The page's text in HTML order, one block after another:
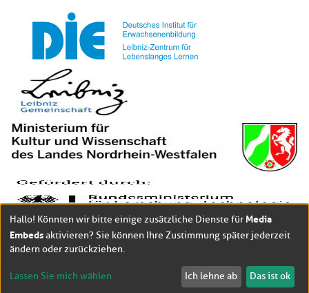
Hallo! Könnten wir bitte einige zusätzliche Dienste für Media
Embedsaktivieren? Sie können Ihre Zustimmung später jederzeit
ändern oder zurückziehen.
Lassen Sie mich wählen Ich lehne ab Das ist ok